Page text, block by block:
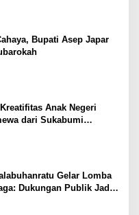
Bupati Asep Japar
Anak Negeri
dari Sukabumi
Gelar Lomba
Dukungan Publik Jadi